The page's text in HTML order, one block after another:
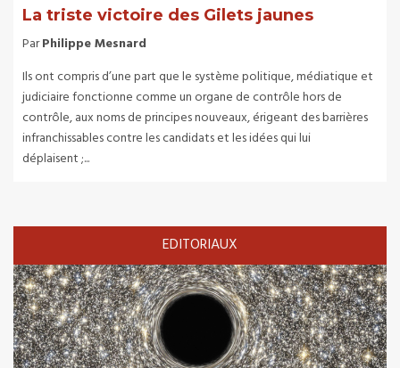
La triste victoire des Gilets jaunes
ParPhilippe Mesnard
Ils ont compris d’une part que le système politique, médiatique et
judiciaire fonctionne comme un organe de contrôle hors de
contrôle, aux noms de principes nouveaux, érigeant des barrières
infranchissables contre les candidats et les idées qui lui
déplaisent ;...
EDITORIAUX